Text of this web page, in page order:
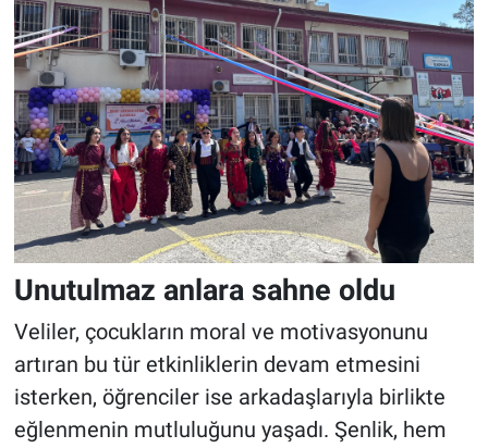
Unutulmaz anlara sahne oldu
Veliler, çocukların moral ve motivasyonunu
artıran bu tür etkinliklerin devam etmesini
isterken, öğrenciler ise arkadaşlarıyla birlikte
eğlenmenin mutluluğunu yaşadı. Şenlik, hem